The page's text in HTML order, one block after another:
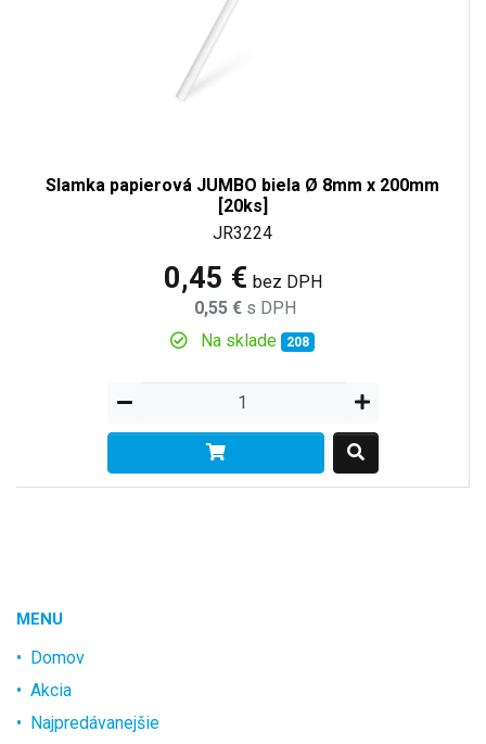
Slamka papierová JUMBO biela Ø 8mm x 200mm
[20ks]
JR3224
0,45 € bez DPH
0,55 € s DPH
Na sklade 208
MENU
Domov
Akcia
Najpredávanejšie